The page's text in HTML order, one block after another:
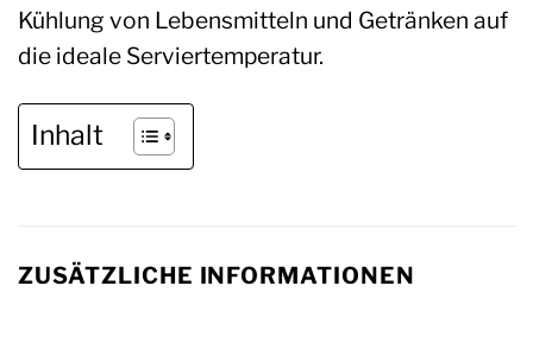
Kühlung von Lebensmitteln und Getränken auf
die ideale Serviertemperatur.
Inhalt
ZUSÄTZLICHE INFORMATIONEN